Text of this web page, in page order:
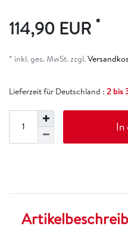
114,90 EUR *
* inkl. ges. MwSt. zzgl.
Lieferzeit für Deutschland : 2 bis
In